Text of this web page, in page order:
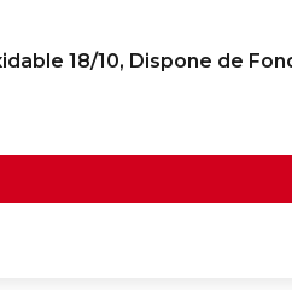
18/10, Dispone de